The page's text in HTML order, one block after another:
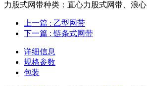
力股式网带种类：直心力股式网带、浪
上一篇 : 乙型网带
下一篇 : 链条式网带
详细信息
规格参数
包装